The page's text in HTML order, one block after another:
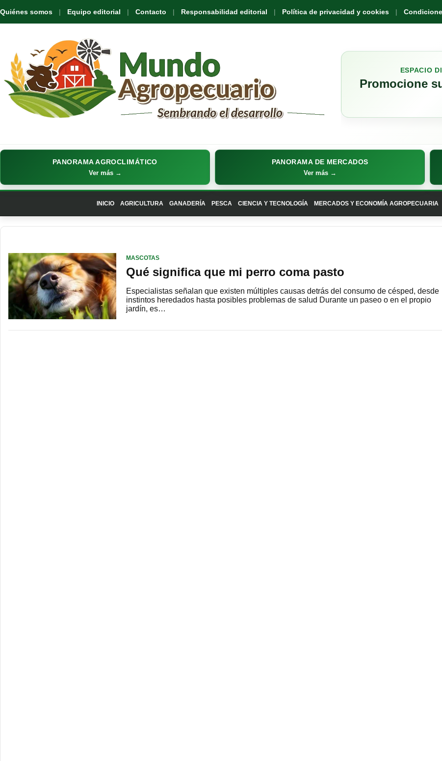
Quiénes somos Equipo editorial Contacto Responsabilidad editorial Política de privacidad y cookies
ESPACIO
Promocione
PANORAMA AGROCLIMÁTICO
Ver más →
PANORAMA DE MERCADOS
Ver más →
INICIO AGRICULTURA GANADERÍA PESCA CIENCIA Y TECNOLOGÍA MERCADOS Y ECONOMÍA AGROPECUARIA
MASCOTAS
Qué significa que mi perro coma pasto
Especialistas señalan que existen múltiples causas detrás del consumo de césped, desde
instintos heredados hasta posibles problemas de salud Durante un paseo o en el propio
jardín, es…